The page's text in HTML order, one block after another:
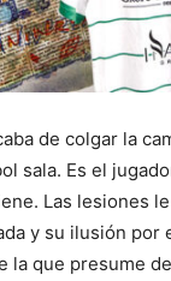
de colgar la
sala. Es el
Las lesiones
y su ilusión por
la que presume